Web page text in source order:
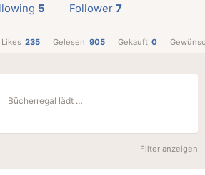
5 Follower 7
Likes 235 Gelesen 905 Gekauft 0
Bücherregal lädt …
Filter anzeigen